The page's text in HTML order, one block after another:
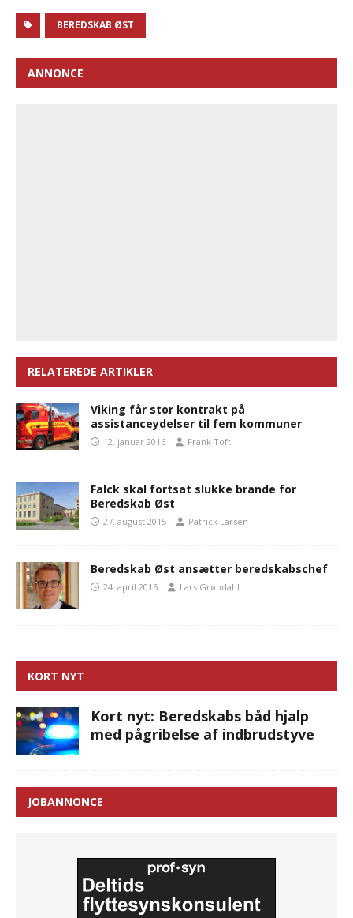
BEREDSKAB ØST
ANNONCE
RELATEREDE ARTIKLER
Viking får stor kontrakt på
assistanceydelser til fem kommuner
12. januar 2016 Frank Toft
Falck skal fortsat slukke brande for
Beredskab Øst
27. august 2015 Patrick Larsen
Beredskab Øst ansætter beredskabschef
24. april 2015 Lars Grøndahl
KORT NYT
Kort nyt: Beredskabs båd hjalp
med pågribelse af indbrudstyve
JOBANNONCE